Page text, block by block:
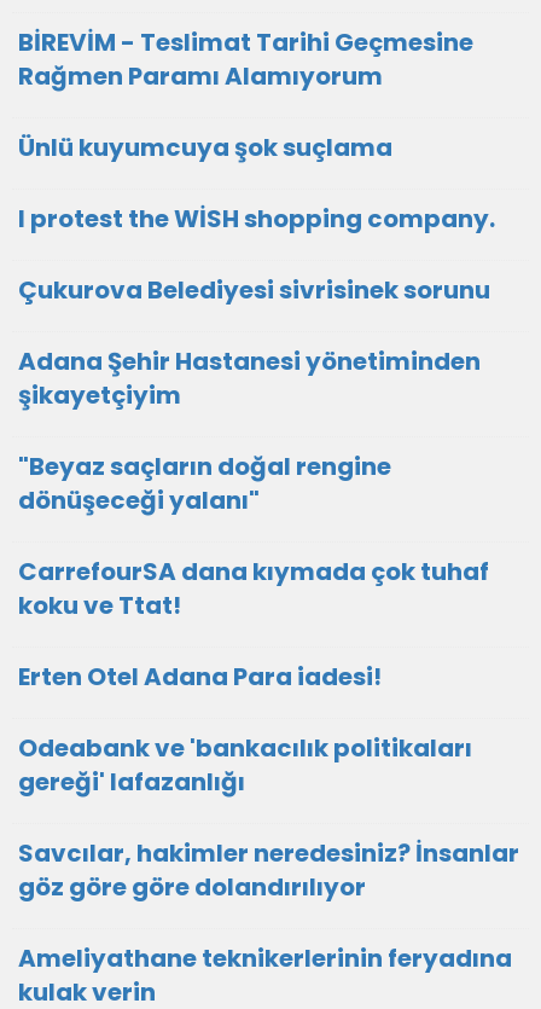
BİREVİM - Teslimat Tarihi Geçmesine
Rağmen Paramı Alamıyorum
Ünlü kuyumcuya şok suçlama
I protest the WİSH shopping company.
Çukurova Belediyesi sivrisinek sorunu
Adana Şehir Hastanesi yönetiminden
şikayetçiyim
"Beyaz saçların doğal rengine
dönüşeceği yalanı"
CarrefourSA dana kıymada çok tuhaf
koku ve Ttat!
Erten Otel Adana Para iadesi!
Odeabank ve 'bankacılık politikaları
gereği' lafazanlığı
Savcılar, hakimler neredesiniz? İnsanlar
göz göre göre dolandırılıyor
Ameliyathane teknikerlerinin feryadına
kulak verin